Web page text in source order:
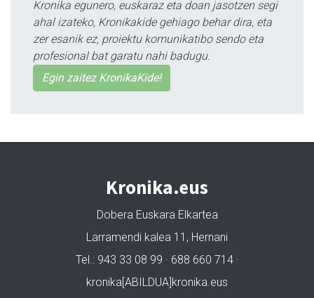
Kronika egunero, euskaraz eta doan jasotzen segi
ahal izateko, Kronikakide gehiago behar dira, eta
zer esanik ez, proiektu komunikatibo sendo eta
profesional bat garatu nahi badugu.
Egin zaitez KronikaKide!
Kronika.eus
Dobera Euskara Elkartea
Larramendi kalea 11, Hernani
Tel.: 943 33 08 99 · 688 660 714 ·
kronika[ABILDUA]kronika.eus